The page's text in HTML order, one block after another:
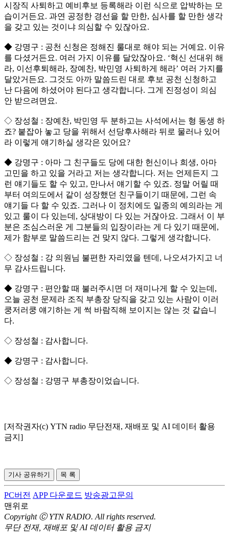
시장직 사퇴하고 예비후보 등록해라 이런 식으로 압박하는 모
습이거든요. 과연 공정한 경선을 할 만한, 심사를 할 만한 생각
을 갖고 있는 것이냐 의심할 수 있잖아요.
◆ 강명구 : 공천 신청은 정해진 룰대로 해야 되는 거예요. 이유
를 다셨거든요. 여러 가지 이유를 달았잖아요. ‘혁신 선대위 해
라, 이선후퇴해라, 장예찬, 박민영 사퇴하게 해라’ 여러 가지를
달았거든요. 그것도 아까 말씀드린 대로 후보 공천 신청하고
난 다음에 하셨어야 된다고 생각합니다. 그게 진정성이 의심
안 받으려면요.
◇ 장성철 : 장예찬, 박민영 두 분하고는 사석에서는 형 동생 하
죠? 붙잡아 놓고 당을 위해서 선당후사해라 뒤로 물러나 있어
라 이렇게 얘기하실 생각은 있어요?
◆ 강명구 : 아마 그 친구들도 당에 대한 헌신이나 희생, 아마
고민을 하고 있을 거라고 저는 생각합니다. 저는 언제든지 그
런 얘기들도 할 수 있고, 만나서 얘기할 수 있죠. 정말 어릴 때
부터 여의도에서 같이 성장했던 친구들이기 때문에, 그런 속
얘기들 다 할 수 있죠. 그러나 이 정치에도 일종의 예의라는 게
있고 룰이 다 있는데, 상대방이 다 있는 거잖아요. 그래서 이 부
분은 조심스러운 게 그분들의 입장이라는 게 다 있기 때문에,
제가 함부로 말씀드리는 건 맞지 않다. 그렇게 생각합니다.
◇ 장성철 : 강 의원님 불편한 자리였을 텐데, 나오셔가지고 너
무 감사드립니다.
◆ 강명구 : 편안할 때 불러주시면 더 재미나게 할 수 있는데,
오늘 공천 문제라 조직 부총장 당직을 갖고 있는 사람이 이러
쿵저러쿵 얘기하는 게 썩 바람직해 보이지는 않는 것 같습니
다.
◇ 장성철 : 감사합니다.
◆ 강명구 : 감사합니다.
◇ 장성철 : 강명구 부총장이었습니다.
[저작권자(c) YTN radio 무단전재, 재배포 및 AI 데이터 활용
금지]
기사 공유하기 목 록
PC버전 APP 다운로드 방송광고문의
맨위로
Copyright Ⓒ YTN RADIO. All rights reserved.
무단 전재, 재배포 및 AI 데이터 활용 금지